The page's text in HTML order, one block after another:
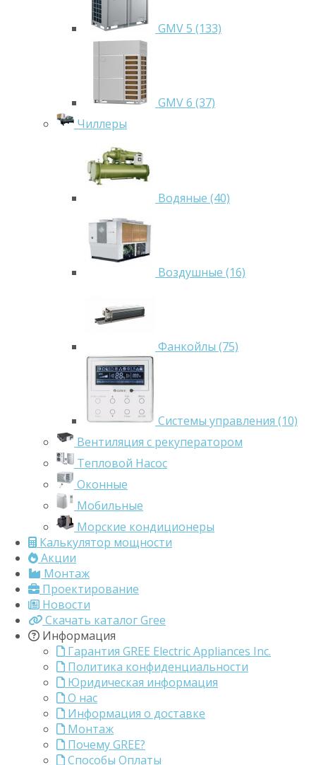
GMV 5 (133)
GMV 6 (37)
Чиллеры
Водяные (40)
Воздушные (16)
Фанкойлы (75)
Системы управления (10)
Вентиляция с рекуператором
Тепловой Насос
Оконные
Мобильные
Морские кондиционеры
Калькулятор мощности
Акции
Монтаж
Проектирование
Новости
Скачать каталог Gree
Информация
Гарантия GREE Electric Appliances Inc.
Политика конфиденциальности
Юридическая информация
О нас
Информация о доставке
Монтаж
Почему GREE?
Способы Оплаты